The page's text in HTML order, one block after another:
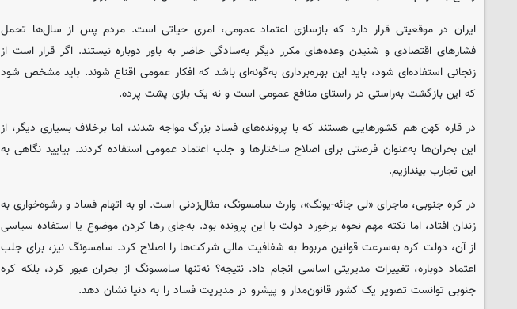
ایران در موقعیتی قرار دارد که بازسازی اعتماد عمومی، امری حیاتی است. مردم پس از سال‌ها تحمل
فشارهای اقتصادی و شنیدن وعده‌های مکرر دیگر به‌سادگی حاضر به باور دوباره نیستند. اگر قرار است از
زنجانی استفاده‌ای شود، باید این بهره‌برداری به‌گونه‌ای باشد که افکار عمومی اقناع شوند. باید مشخص شود
که این بازگشت به‌راستی در راستای منافع عمومی است و نه یک بازی پشت پرده.
در قاره کهن هم کشورهایی هستند که با پرونده‌های فساد بزرگ مواجه شدند، اما برخلاف بسیاری دیگر، از
این بحران‌ها به‌عنوان فرصتی برای اصلاح ساختارها و جلب اعتماد عمومی استفاده کردند. بیایید نگاهی به
این تجارب بیندازیم.
در کره جنوبی، ماجرای «لی جائه-یونگ»، وارث سامسونگ، مثال‌زدنی است. او به اتهام فساد و رشوه‌خواری به
زندان افتاد، اما نکته مهم نحوه برخورد دولت با این پرونده بود. به‌جای رها کردن موضوع یا استفاده سیاسی
از آن، دولت کره به‌سرعت قوانین مربوط به شفافیت مالی شرکت‌ها را اصلاح کرد. سامسونگ نیز، برای جلب
اعتماد دوباره، تغییرات مدیریتی اساسی انجام داد. نتیجه؟ نه‌تنها سامسونگ از بحران عبور کرد، بلکه کره
جنوبی توانست تصویر یک کشور قانون‌مدار و پیشرو در مدیریت فساد را به دنیا نشان دهد.